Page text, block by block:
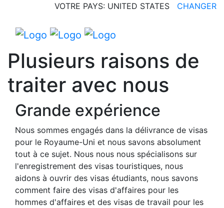
VOTRE PAYS: UNITED STATES CHANGER
Plusieurs raisons de
traiter avec nous
Grande expérience
Nous sommes engagés dans la délivrance de visas
pour le Royaume-Uni et nous savons absolument
tout à ce sujet. Nous nous nous spécialisons sur
l'enregistrement des visas touristiques, nous
aidons à ouvrir des visas étudiants, nous savons
comment faire des visas d'affaires pour les
hommes d'affaires et des visas de travail pour les